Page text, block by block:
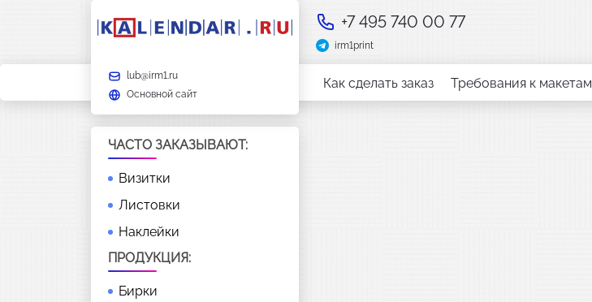
lub@irm1.ru
Основной сайт
+7 495 740 00 77
irm1print
Как сделать заказ Требования к макетам
ЧАСТО ЗАКАЗЫВАЮТ:
Визитки
Листовки
Наклейки
ПРОДУКЦИЯ:
Бирки